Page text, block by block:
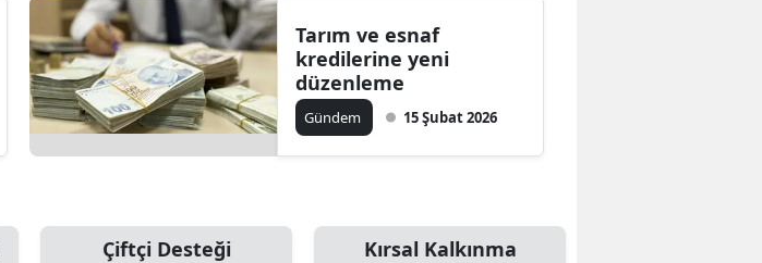
Tarım ve esnaf
kredilerine yeni
düzenleme
Gündem 15 Şubat 2026
Çiftçi Desteği
Kırsal Kalkınma